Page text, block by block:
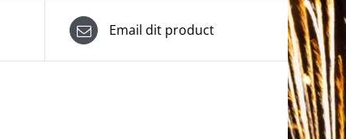
Email dit product